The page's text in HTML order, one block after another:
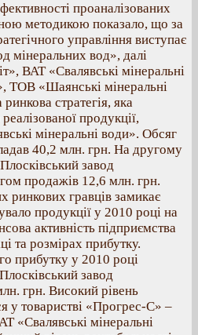
проаналізованих
методикою показало, що за
управління виступає
мінеральних вод», далі
ВАТ «Свалявські мінеральні
«Шаянські мінеральні
стратегія, яка
продукції,
мінеральні води». Обсяг
40,2 млн. грн. На другому
завод
продажів 12,6 млн. грн.
ринкових гравців замикає
продукції у 2010 році на
активність підприємства
та розмірах прибутку.
прибутку у 2010 році
завод
грн. Високий рівень
у товаристві «Прогрес-С» –
«Свалявські мінеральні